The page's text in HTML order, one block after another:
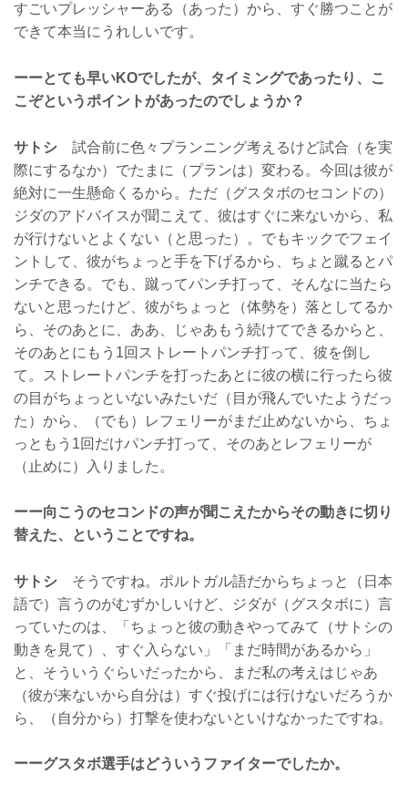
すごいプレッシャーある（あった）から、すぐ勝つことが
できて本当にうれしいです。
ーーとても早いKOでしたが、タイミングであったり、こ
こぞというポイントがあったのでしょうか？
サトシ 試合前に色々プランニング考えるけど試合（を実
際にするなか）でたまに（プランは）変わる。今回は彼が
絶対に一生懸命くるから。ただ（グスタボのセコンドの）
ジダのアドバイスが聞こえて、彼はすぐに来ないから、私
が行けないとよくない（と思った）。でもキックでフェイ
ントして、彼がちょっと手を下げるから、ちょと蹴るとパ
ンチできる。でも、蹴ってパンチ打って、そんなに当たら
ないと思ったけど、彼がちょっと（体勢を）落としてるか
ら、そのあとに、ああ、じゃあもう続けてできるからと、
そのあとにもう1回ストレートパンチ打って、彼を倒し
て。ストレートパンチを打ったあとに彼の横に行ったら彼
の目がちょっといないみたいだ（目が飛んでいたようだっ
た）から、（でも）レフェリーがまだ止めないから、ちょ
っともう1回だけパンチ打って、そのあとレフェリーが
（止めに）入りました。
ーー向こうのセコンドの声が聞こえたからその動きに切り
替えた、ということですね。
サトシ そうですね。ポルトガル語だからちょっと（日本
語で）言うのがむずかしいけど、ジダが（グスタボに）言
っていたのは、「ちょっと彼の動きやってみて（サトシの
動きを見て）、すぐ入らない」「まだ時間があるから」
と、そういうぐらいだったから、まだ私の考えはじゃあ
（彼が来ないから自分は）すぐ投げには行けないだろうか
ら、（自分から）打撃を使わないといけなかったですね。
ーーグスタボ選手はどういうファイターでしたか。